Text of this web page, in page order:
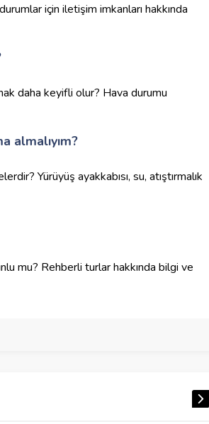
için iletişim imkanları hakkında
daha keyifli olur? Hava durumu
almalıyım?
Yürüyüş ayakkabısı, su, atıştırmalık
mu? Rehberli turlar hakkında bilgi ve